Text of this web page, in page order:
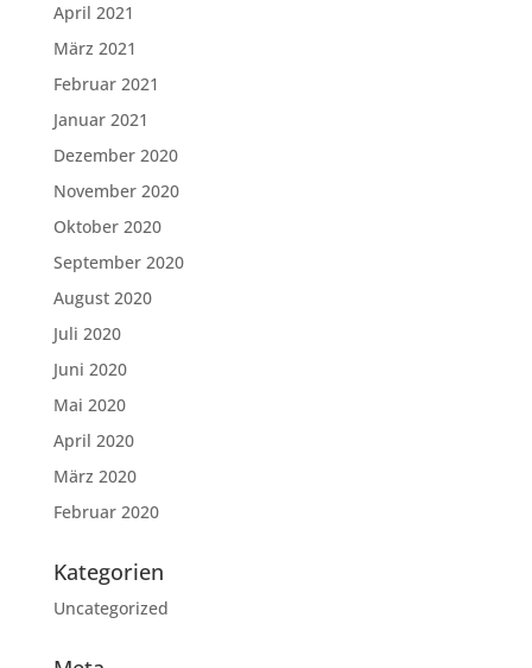
April 2021
März 2021
Februar 2021
Januar 2021
Dezember 2020
November 2020
Oktober 2020
September 2020
August 2020
Juli 2020
Juni 2020
Mai 2020
April 2020
März 2020
Februar 2020
Kategorien
Uncategorized